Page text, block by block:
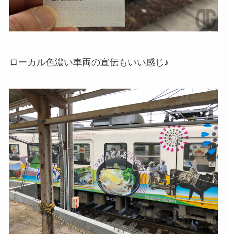
ローカル色濃い車両の宣伝もいい感じ♪